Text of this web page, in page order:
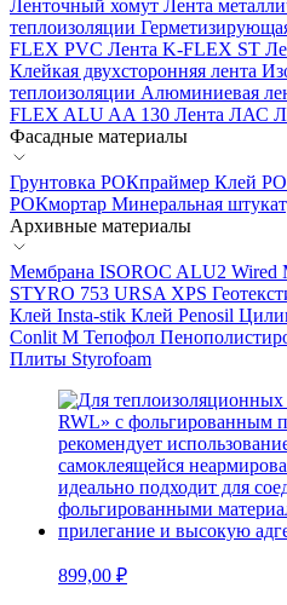
Ленточный хомут Лента
теплоизоляции
FLEX PVC Лента K-FLEX ST
Клейкая двухсторонняя лента
теплоизоляции Алюминиевая
FLEX ALU AA 130 Лента ЛАС
Фасадные материалы
Грунтовка РОКпраймер Клей
РОКмортар Минеральная
Архивные материалы
Мембрана ISOROC ALU2 Wired
STYRO 753 URSA XPS
Клей Insta-stik Клей Penosil
Conlit М Тепофол
Плиты Styrofoam
899,00 ₽